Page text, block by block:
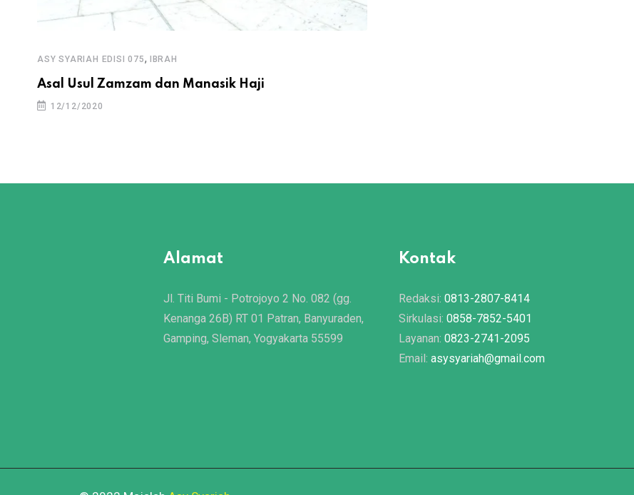
ASY SYARIAH EDISI 075, IBRAH
Asal Usul Zamzam dan Manasik Haji
12/12/2020
Alamat
Jl. Titi Bumi - Potrojoyo 2 No. 082 (gg.
Kenanga 26B) RT 01 Patran, Banyuraden,
Gamping, Sleman, Yogyakarta 55599
Kontak
Redaksi: 0813-2807-8414
Sirkulasi: 0858-7852-5401
Layanan: 0823-2741-2095
Email: asysyariah@gmail.com